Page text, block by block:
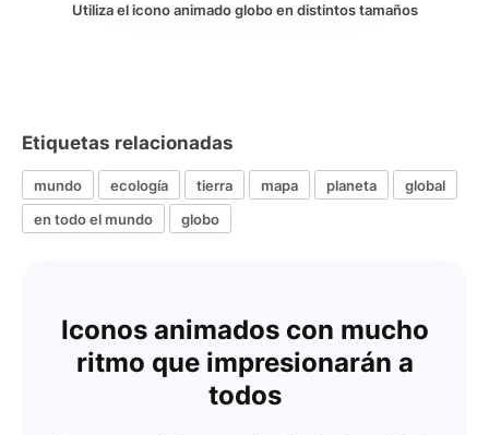
Utiliza el icono animado globo en distintos tamaños
Etiquetas relacionadas
mundo ecología tierra mapa planeta
global
en todo el mundo
globo
Iconos animados con mucho
ritmo que impresionarán a
todos